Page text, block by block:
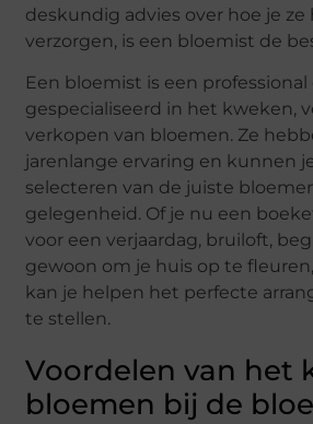
deskundig advies over hoe je
verzorgen, is een bloemist de
Een bloemist is een
gespecialiseerd in het kweken,
verkopen van bloemen. Ze
jarenlange ervaring en kunnen
selecteren van de juiste
gelegenheid. Of je nu een
voor een verjaardag, bruiloft,
gewoon om je huis op te
kan je helpen het perfecte
te stellen.
Voordelen van het
bloemen bij de